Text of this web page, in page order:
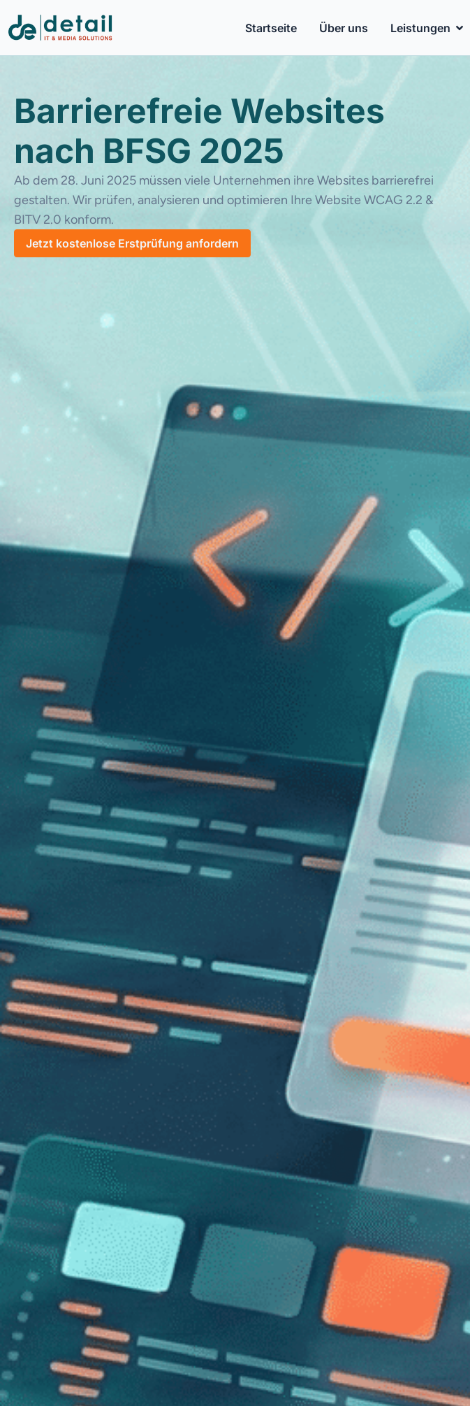
Startseite Über uns Leistungen
Barrierefreie Websites
nach BFSG 2025
Ab dem 28. Juni 2025 müssen viele Unternehmen ihre Websites barrierefrei
gestalten. Wir prüfen, analysieren und optimieren Ihre Website WCAG 2.2 &
BITV 2.0 konform.
Jetzt kostenlose Erstprüfung anfordern